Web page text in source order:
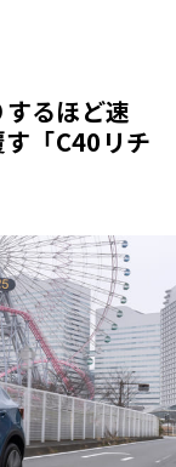
るほど速
「C40リチ